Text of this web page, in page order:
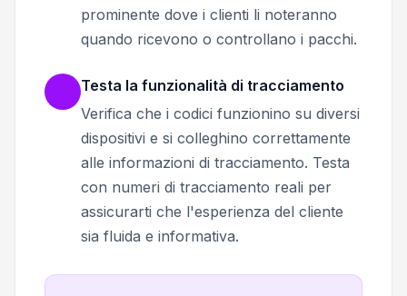
prominente dove i clienti li noteranno
quando ricevono o controllano i pacchi.
Testa la funzionalità di tracciamento
Verifica che i codici funzionino su diversi
dispositivi e si colleghino correttamente
alle informazioni di tracciamento. Testa
con numeri di tracciamento reali per
assicurarti che l'esperienza del cliente
sia fluida e informativa.